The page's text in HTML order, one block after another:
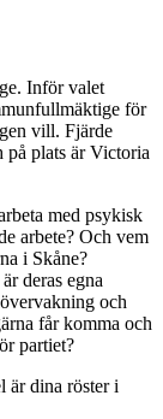
Inför valet
för
vill. Fjärde
på plats är Victoria
med psykisk
arbete? Och vem
i Skåne?
deras egna
och
får komma och
partiet?
är dina röster i